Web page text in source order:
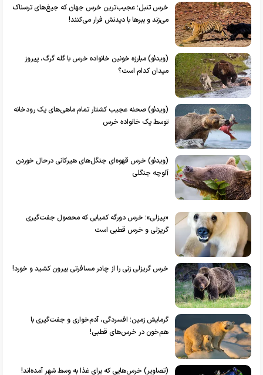
خرس تنبل؛ عجیب‌ترین خرس جهان که جیغ‌های ترسناک
می‌زند و ببرها با دیدنش فرار می‌کنند!
(ویدئو) مبارزه خونین خانواده خرس با گله گرگ، پیروز
میدان کدام است؟
(ویدئو) صحنه عجیب کشتار تمام ماهی‌های یک رودخانه
توسط یک خانواده خرس
(ویدئو) خرس قهوه‌ای جنگل‌های هیرکانی درحال خوردن
آلوچه جنگلی
«پیزلی»؛ خرس دورگه کمیابی که محصول جفت‌گیری
گریزلی و خرس قطبی است
خرس گریزلی زنی را از چادر مسافرتی بیرون کشید و خورد!
گرمایش زمین؛ افسردگی، آدم‌خواری و جفت‌گیری با
هم‌خون در خرس‌های قطبی!
(تصاویر) خرس‌هایی که برای غذا به وسط شهر آمده‌اند!